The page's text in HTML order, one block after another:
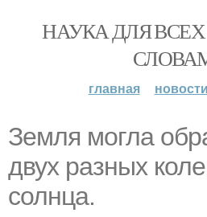
НАУКА ДЛЯ
главная новости
Земля могла
двух разных
солнца.